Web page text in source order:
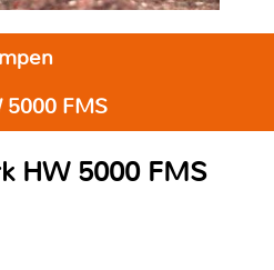
5000 FMS
HW 5000 FMS